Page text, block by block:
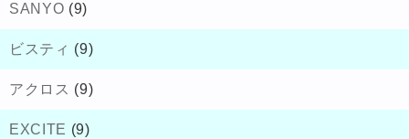
SANYO (9)
ビスティ (9)
アクロス (9)
EXCITE (9)